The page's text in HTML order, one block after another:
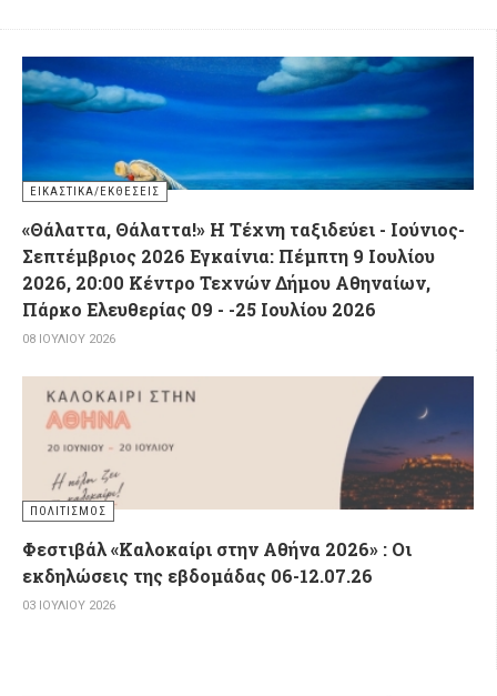
ΕΙΚΑΣΤΙΚΆ/ΕΚΘΈΣΕΙΣ
«Θάλαττα, Θάλαττα!» Η Τέχνη ταξιδεύει - Ιούνιος-
Σεπτέμβριος 2026 Εγκαίνια: Πέμπτη 9 Ιουλίου
2026, 20:00 Κέντρο Τεχνών Δήμου Αθηναίων,
Πάρκο Ελευθερίας 09 - -25 Ιουλίου 2026
08 ΙΟΥΛΊΟΥ 2026
ΠΟΛΙΤΙΣΜΌΣ
Φεστιβάλ «Καλοκαίρι στην Αθήνα 2026» : Οι
εκδηλώσεις της εβδομάδας 06-12.07.26
03 ΙΟΥΛΊΟΥ 2026